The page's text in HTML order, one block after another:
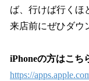
ば、行けば行くほ
来店前にぜひダウ
iPhoneの方はこち
https://